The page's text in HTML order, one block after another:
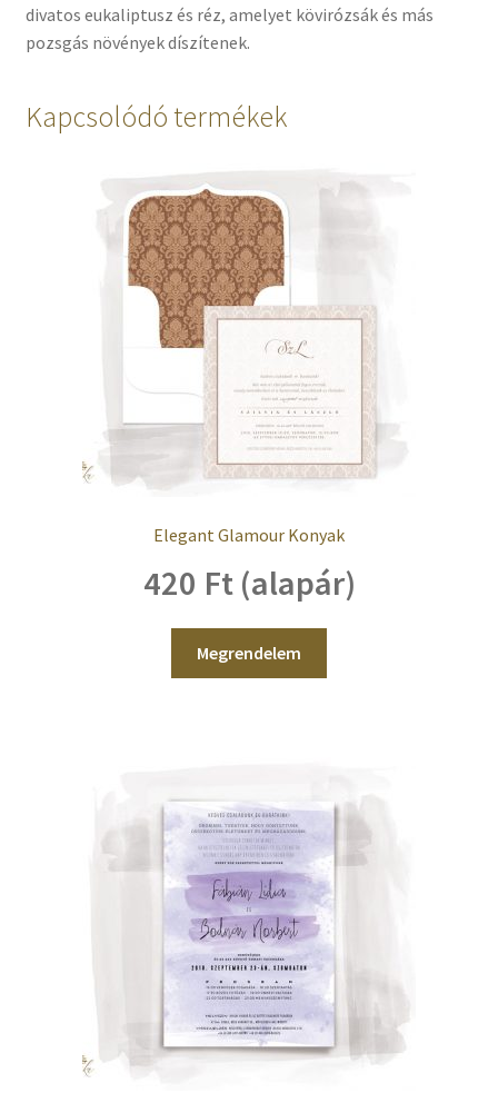
divatos eukaliptusz és réz, amelyet kövirózsák és más
pozsgás növények díszítenek.
Kapcsolódó termékek
Elegant Glamour Konyak
420 Ft (alapár)
Megrendelem